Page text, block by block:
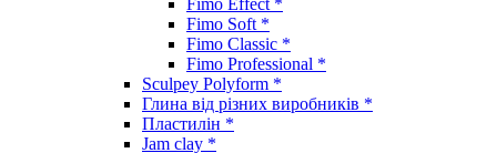
Fimo Soft *
Fimo Classic *
Fimo Professional *
Sculpey Polyform *
Глина від різних виробників *
Пластилін *
Jam clay *